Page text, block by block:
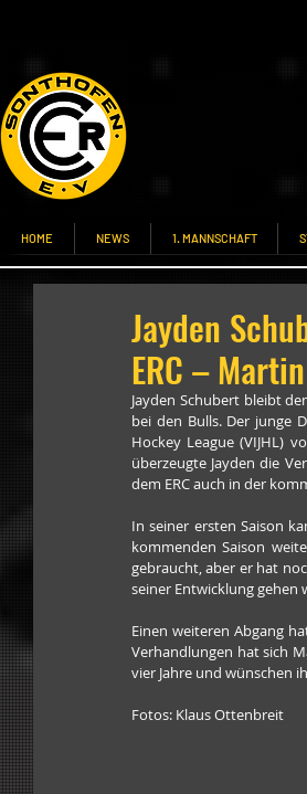
HOME NEWS 1. MANNSCHAFT
Jayden
ERC –
Jayden Schubert bleibt
bei den Bulls. Der junge
Hockey League (VIJHL)
überzeugte Jayden die
dem ERC auch in der
In seiner ersten Saison
kommenden Saison
gebraucht, aber er hat
seiner Entwicklung gehen
Einen weiteren Abgang
Verhandlungen hat sich
vier Jahre und wünschen
Fotos: Klaus Ottenbreit